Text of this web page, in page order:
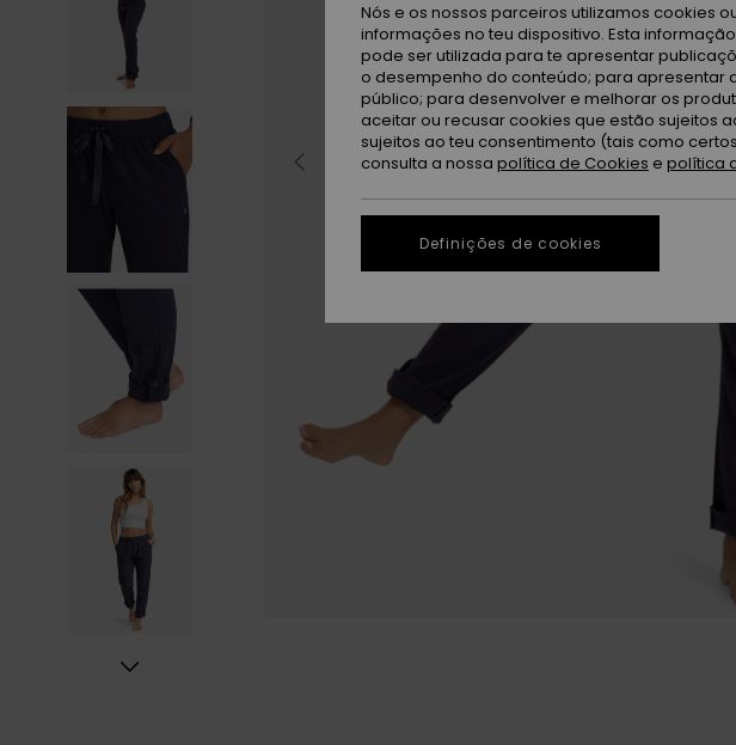
Nós e os nossos parceiros utilizamos cookies
informações no teu dispositivo. Esta
pode ser utilizada para te apresentar
o desempenho do conteúdo; para apresentar
público; para desenvolver e melhorar os
aceitar ou recusar cookies que estão sujeitos
sujeitos ao teu consentimento (tais como
consulta a nossa política de Cookies e política
Definições de cookies